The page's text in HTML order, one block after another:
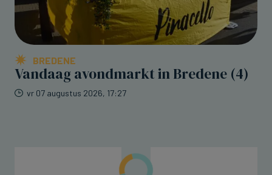
BREDENE
Vandaag avondmarkt in Bredene (4)
vr 07 augustus 2026, 17:27